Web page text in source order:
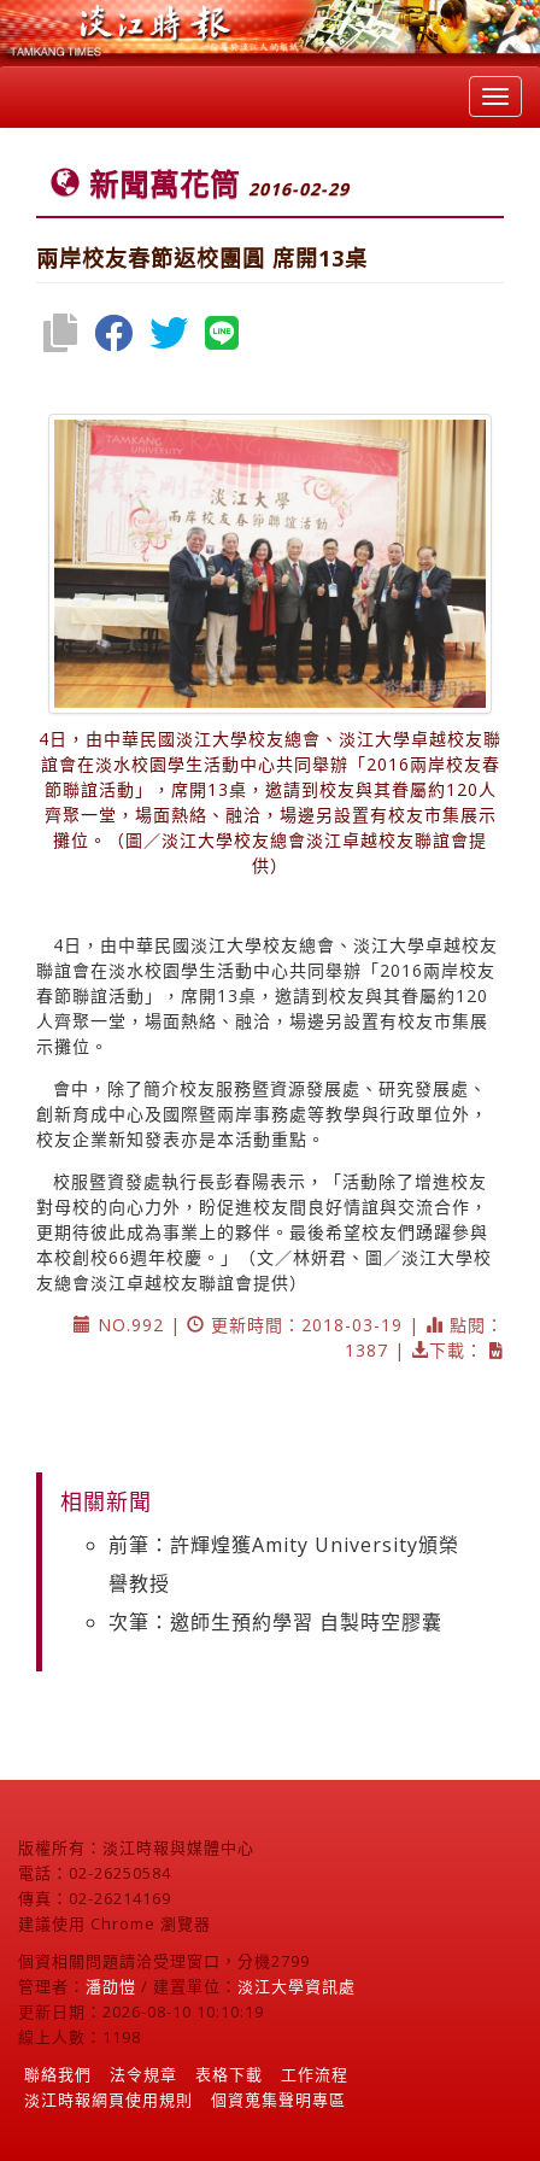
新聞萬花筒 2016-02-29
兩岸校友春節返校團圓 席開13桌
4日，由中華民國淡江大學校友總會、淡江大學卓越校友聯
誼會在淡水校園學生活動中心共同舉辦「2016兩岸校友春
節聯誼活動」，席開13桌，邀請到校友與其眷屬約120人
齊聚一堂，場面熱絡、融洽，場邊另設置有校友市集展示
攤位。（圖／淡江大學校友總會淡江卓越校友聯誼會提
供）
4日，由中華民國淡江大學校友總會、淡江大學卓越校友
聯誼會在淡水校園學生活動中心共同舉辦「2016兩岸校友
春節聯誼活動」，席開13桌，邀請到校友與其眷屬約120
人齊聚一堂，場面熱絡、融洽，場邊另設置有校友市集展
示攤位。
會中，除了簡介校友服務暨資源發展處、研究發展處、
創新育成中心及國際暨兩岸事務處等教學與行政單位外，
校友企業新知發表亦是本活動重點。
校服暨資發處執行長彭春陽表示，「活動除了增進校友
對母校的向心力外，盼促進校友間良好情誼與交流合作，
更期待彼此成為事業上的夥伴。最後希望校友們踴躍參與
本校創校66週年校慶。」（文／林妍君、圖／淡江大學校
友總會淡江卓越校友聯誼會提供）
NO.992 |
更新時間：2018-03-19 |
點閱：
1387 |
下載：
相關新聞
前筆：許輝煌獲Amity University頒榮
譽教授
次筆：邀師生預約學習 自製時空膠囊
版權所有：淡江時報與媒體中心
電話：02-26250584
傳真：02-26214169
建議使用 Chrome 瀏覽器
個資相關問題請洽受理窗口，分機2799
管理者： 潘劭愷 / 建置單位： 淡江大學資訊處
更新日期：2026-08-10 10:10:19
線上人數：1198
聯絡我們
法令規章 表格下載
工作流程
淡江時報網頁使用規則
個資蒐集聲明專區